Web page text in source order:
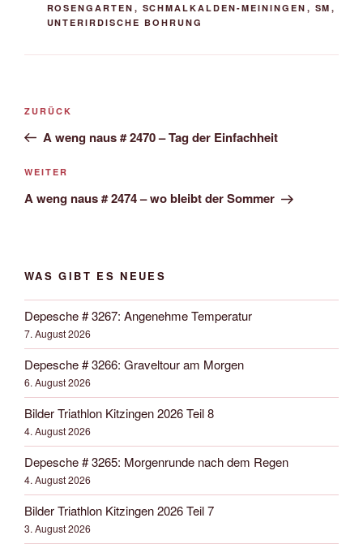
ROSENGARTEN , SCHMALKALDEN-MEININGEN , SM ,
UNTERIRDISCHE BOHRUNG
Beitrags-
Vorheriger
Beitrag
ZURÜCK
A weng naus # 2470 – Tag der Einfachheit
Nächster
Beitrag
WEITER
A weng naus # 2474 – wo bleibt der Sommer
WAS GIBT ES NEUES
Depesche # 3267: Angenehme Temperatur
7. August 2026
Depesche # 3266: Graveltour am Morgen
6. August 2026
Bilder Triathlon Kitzingen 2026 Teil 8
4. August 2026
Depesche # 3265: Morgenrunde nach dem Regen
4. August 2026
Bilder Triathlon Kitzingen 2026 Teil 7
3. August 2026